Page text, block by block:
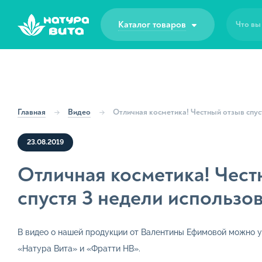
Наши услуги
для
Малые партии
Частые вопросы
Прайс-листы
Каталог товаров Что вы
Главная Видео Отличная косметика! Честный отзыв
23.08.2019
Отличная косметика!
спустя 3 недели
В видео о нашей продукции от Валентины Ефимовой можно
«Натура Вита» и «Фратти НВ».